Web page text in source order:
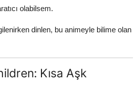
olabilsem.
dinlen, bu animeyle bilime olan
Kısa Aşk